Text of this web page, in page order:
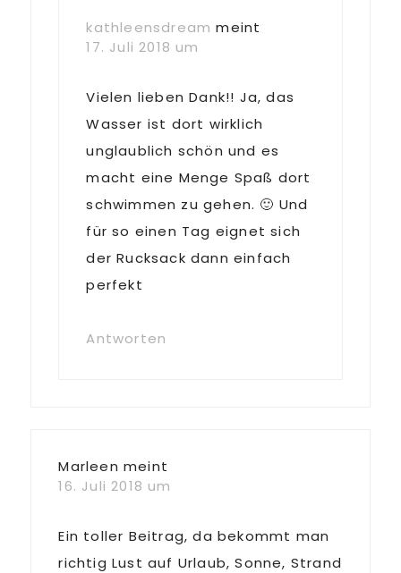
kathleensdream meint
17. Juli 2018 um
Vielen lieben Dank!! Ja, das
Wasser ist dort wirklich
unglaublich schön und es
macht eine Menge Spaß dort
schwimmen zu gehen. 🙂 Und
für so einen Tag eignet sich
der Rucksack dann einfach
perfekt
Antworten
Marleen meint
16. Juli 2018 um
Ein toller Beitrag, da bekommt man
richtig Lust auf Urlaub, Sonne, Strand